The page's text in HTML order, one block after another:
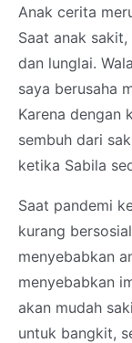
Anak cerita
Saat anak
dan lunglai.
saya berusaha
Karena dengan
sembuh dari
ketika Sabila
Saat pandemi
kurang
menyebabkan
menyebabkan
akan mudah
untuk bangkit,